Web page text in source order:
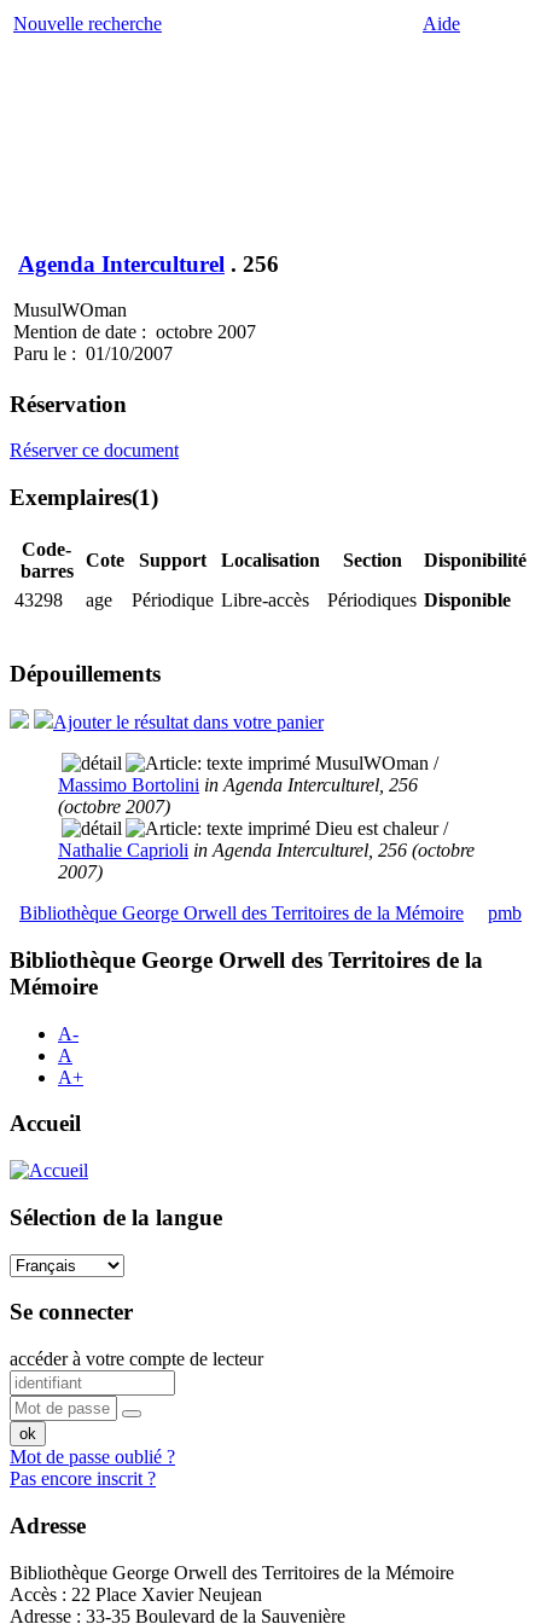
Nouvelle recherche Aide
Agenda Interculturel . 256
MusulWOman
Mention de date : octobre 2007
Paru le : 01/10/2007
Réservation
Réserver ce document
Exemplaires(1)
Code-
barres
Cote Support Localisation Section
Disponibilité
43298
age Périodique Libre-accès Périodiques Disponible
Dépouillements
Ajouter le résultat dans votre panier
MusulWOman /
Massimo Bortolini in Agenda Interculturel, 256
(octobre 2007)
Dieu est chaleur/
Nathalie Caprioli in Agenda Interculturel, 256 (octobre
2007)
Bibliothèque George Orwell des Territoires de la Mémoire
pmb
Bibliothèque George Orwell des Territoires de la
Mémoire
A-
A
A+
Accueil
Sélection de la langue
Se connecter
accéder à votre compte de lecteur
Mot de passe oublié ?
Pas encore inscrit ?
Adresse
Bibliothèque George Orwell des Territoires de la Mémoire
Accès : 22 Place Xavier Neujean
Adresse : 33-35 Boulevard de la Sauvenière